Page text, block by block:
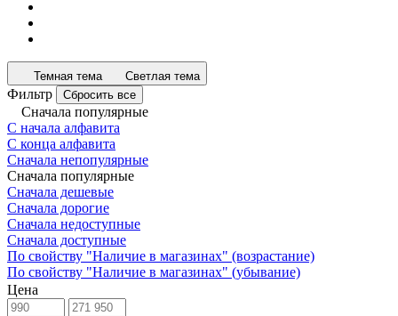
Темная тема Светлая тема
Фильтр Сбросить все
Сначала популярные
С начала алфавита
С конца алфавита
Сначала непопулярные
Сначала популярные
Сначала дешевые
Сначала дорогие
Сначала недоступные
Сначала доступные
По свойству "Наличие в магазинах" (возрастание)
По свойству "Наличие в магазинах" (убывание)
Цена